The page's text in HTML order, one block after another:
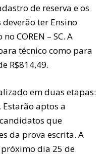
de reserva e os
ter Ensino
COREN – SC. A
técnico como para
R$814,49.
em duas etapas:
aptos a
que
da prova escrita. A
dia 25 de